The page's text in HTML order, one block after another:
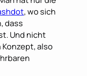
, wo sich
dass
Und nicht
also